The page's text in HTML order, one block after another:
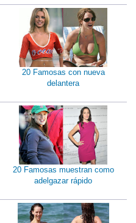
20 Famosas con nueva
delantera
20 Famosas muestran como
adelgazar rápido